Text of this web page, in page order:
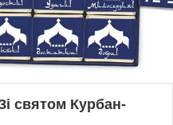
святом Курбан-